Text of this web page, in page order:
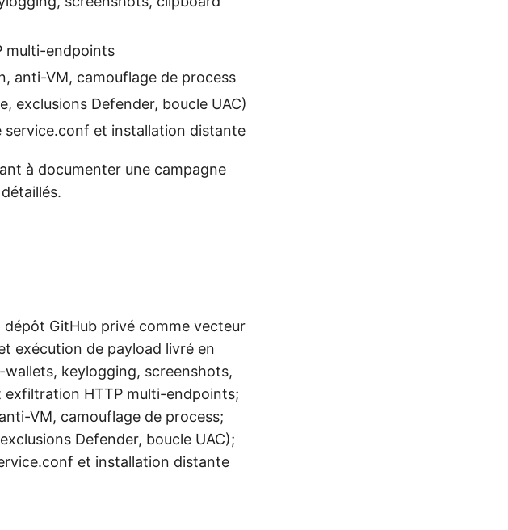
multi-endpoints
anti-VM, camouflage de process
exclusions Defender, boucle UAC)
service.conf et installation distante
à documenter une campagne
GitHub privé comme vecteur
exécution de payload livré en
keylogging, screenshots,
exfiltration HTTP multi-endpoints;
VM, camouflage de process;
Defender, boucle UAC);
et installation distante